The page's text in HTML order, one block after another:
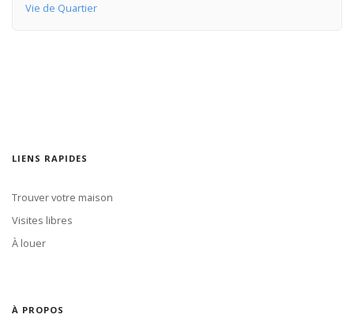
Vie de Quartier
LIENS RAPIDES
Trouver votre maison
Visites libres
À louer
À PROPOS